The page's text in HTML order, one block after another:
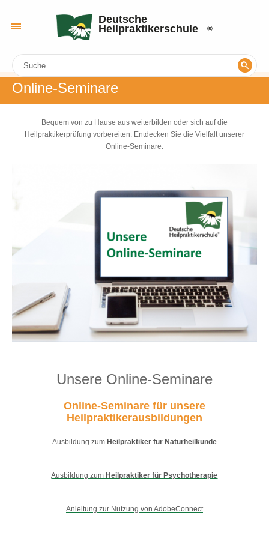
Deutsche
Heilpraktikerschule
Online-Seminare
Bequem von zu Hause aus weiterbilden oder sich auf die
Heilpraktikerprüfung vorbereiten: Entdecken Sie die Vielfalt unserer
Online-Seminare.
Unsere Online-Seminare
Online-Seminare für unsere
Heilpraktikerausbildungen
Ausbildung zum Heilpraktiker für Naturheilkunde
Ausbildung zum Heilpraktiker für Psychotherapie
Anleitung zur Nutzung von AdobeConnect